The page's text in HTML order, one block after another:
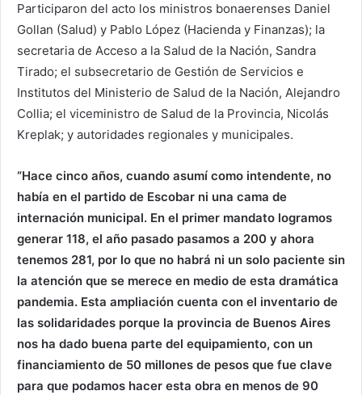
Participaron del acto los ministros bonaerenses Daniel
Gollan (Salud) y Pablo López (Hacienda y Finanzas); la
secretaria de Acceso a la Salud de la Nación, Sandra
Tirado; el subsecretario de Gestión de Servicios e
Institutos del Ministerio de Salud de la Nación, Alejandro
Collia; el viceministro de Salud de la Provincia, Nicolás
Kreplak; y autoridades regionales y municipales.
“Hace cinco años, cuando asumí como intendente, no
había en el partido de Escobar ni una cama de
internación municipal. En el primer mandato logramos
generar 118, el año pasado pasamos a 200 y ahora
tenemos 281, por lo que no habrá ni un solo paciente sin
la atención que se merece en medio de esta dramática
pandemia. Esta ampliación cuenta con el inventario de
las solidaridades porque la provincia de Buenos Aires
nos ha dado buena parte del equipamiento, con un
financiamiento de 50 millones de pesos que fue clave
para que podamos hacer esta obra en menos de 90